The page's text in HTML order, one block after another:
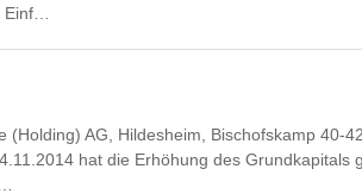
(Holding) AG, Hildesheim, Bischofskamp 40-
hat die Erhöhung des Grundkapitals